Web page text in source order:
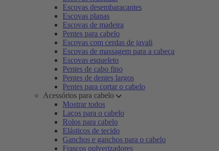
Escovas desembaraçantes
Escovas planas
Escovas de madeira
Pentes para cabelo
Escovas com cerdas de javali
Escovas de massagem para a cabeça
Escovas esqueleto
Pentes de cabo fino
Pentes de dentes largos
Pentes para cortar o cabelo
Acessórios para cabelo
Mostrar todos
Laços para o cabelo
Rolos para cabelo
Elásticos de tecido
Ganchos e ganchos para o cabelo
Frascos pulverizadores